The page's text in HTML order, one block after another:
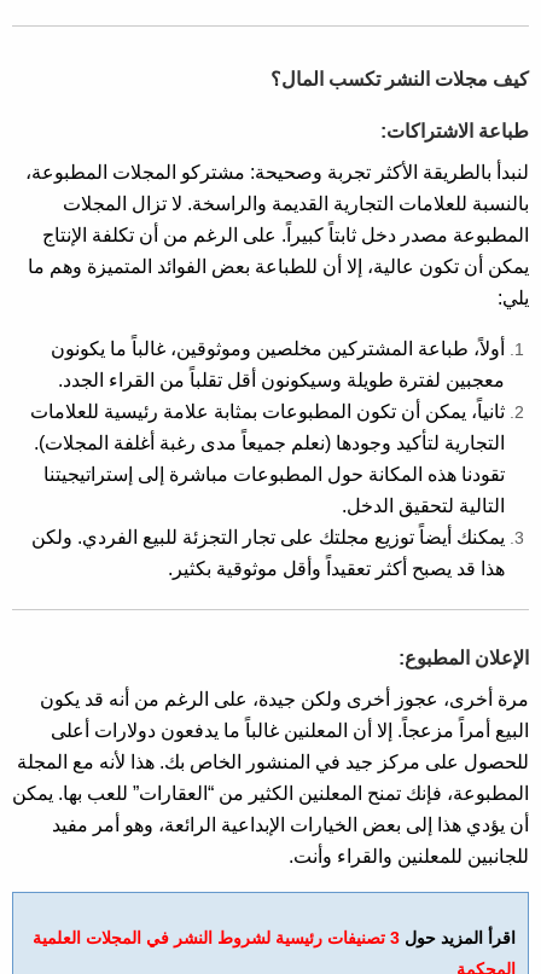
كيف مجلات النشر تكسب المال؟
طباعة الاشتراكات:
لنبدأ بالطريقة الأكثر تجربة وصحيحة: مشتركو المجلات المطبوعة،
بالنسبة للعلامات التجارية القديمة والراسخة. لا تزال المجلات
المطبوعة مصدر دخل ثابتاً كبيراً. على الرغم من أن تكلفة الإنتاج
يمكن أن تكون عالية، إلا أن للطباعة بعض الفوائد المتميزة وهم ما
يلي:
أولاً، طباعة المشتركين مخلصين وموثوقين، غالباً ما يكونون
معجبين لفترة طويلة وسيكونون أقل تقلباً من القراء الجدد.
ثانياً، يمكن أن تكون المطبوعات بمثابة علامة رئيسية للعلامات
التجارية لتأكيد وجودها (نعلم جميعاً مدى رغبة أغلفة المجلات).
تقودنا هذه المكانة حول المطبوعات مباشرة إلى إستراتيجيتنا
التالية لتحقيق الدخل.
يمكنك أيضاً توزيع مجلتك على تجار التجزئة للبيع الفردي. ولكن
هذا قد يصبح أكثر تعقيداً وأقل موثوقية بكثير.
الإعلان المطبوع:
مرة أخرى، عجوز أخرى ولكن جيدة، على الرغم من أنه قد يكون
البيع أمراً مزعجاً. إلا أن المعلنين غالباً ما يدفعون دولارات أعلى
للحصول على مركز جيد في المنشور الخاص بك. هذا لأنه مع المجلة
المطبوعة، فإنك تمنح المعلنين الكثير من “العقارات” للعب بها. يمكن
أن يؤدي هذا إلى بعض الخيارات الإبداعية الرائعة، وهو أمر مفيد
للجانبين للمعلنين والقراء وأنت.
اقرأ المزيد حول
3 تصنيفات رئيسية لشروط النشر في المجلات العلمية
المحكمة